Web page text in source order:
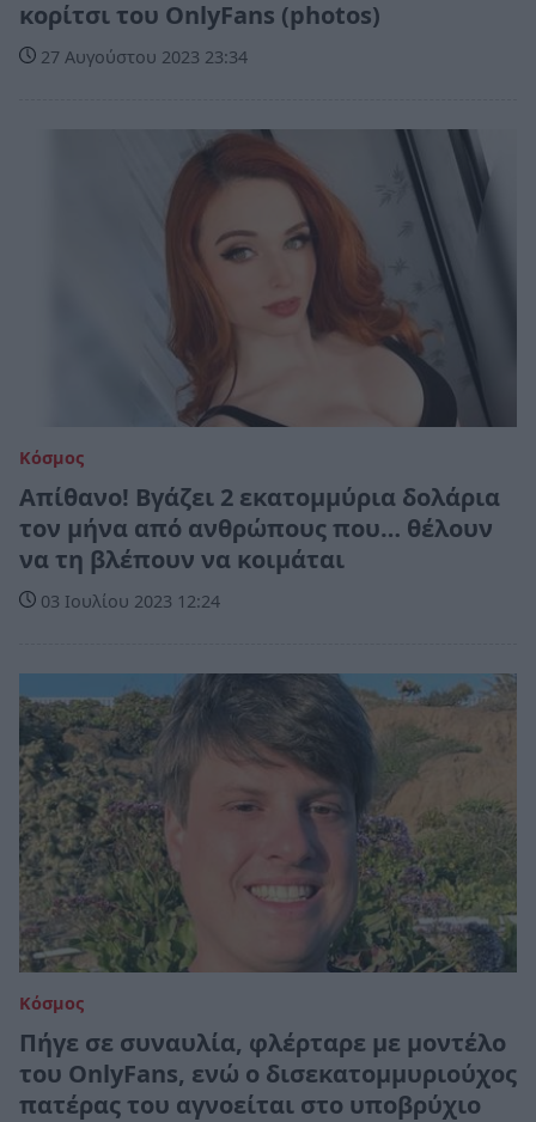
κορίτσι του OnlyFans (photos)
27 Αυγούστου 2023 23:34
Κόσμος
Απίθανο! Βγάζει 2 εκατομμύρια δολάρια
τον μήνα από ανθρώπους που… θέλουν
να τη βλέπουν να κοιμάται
03 Ιουλίου 2023 12:24
Κόσμος
Πήγε σε συναυλία, φλέρταρε με μοντέλο
του OnlyFans, ενώ ο δισεκατομμυριούχος
πατέρας του αγνοείται στο υποβρύχιο